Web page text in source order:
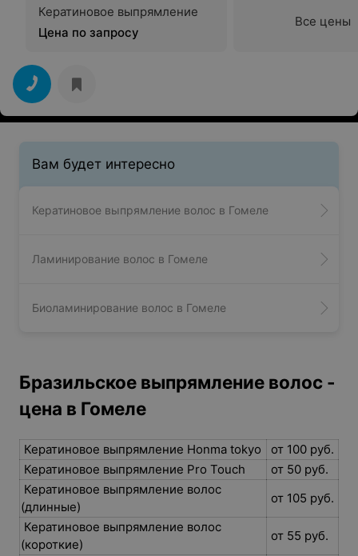
Кератиновое выпрямление
Цена по запросу
Все цены
Вам будет интересно
Кератиновое выпрямление волос в Гомеле
Ламинирование волос в Гомеле
Биоламинирование волос в Гомеле
Бразильское выпрямление волос -
цена в Гомеле
Кератиновое выпрямление Honma tokyo
от 100 руб.
Кератиновое выпрямление Pro Touch
от 50 руб.
Кератиновое выпрямление волос
(длинные)
от 105 руб.
Кератиновое выпрямление волос
(короткие)
от 55 руб.